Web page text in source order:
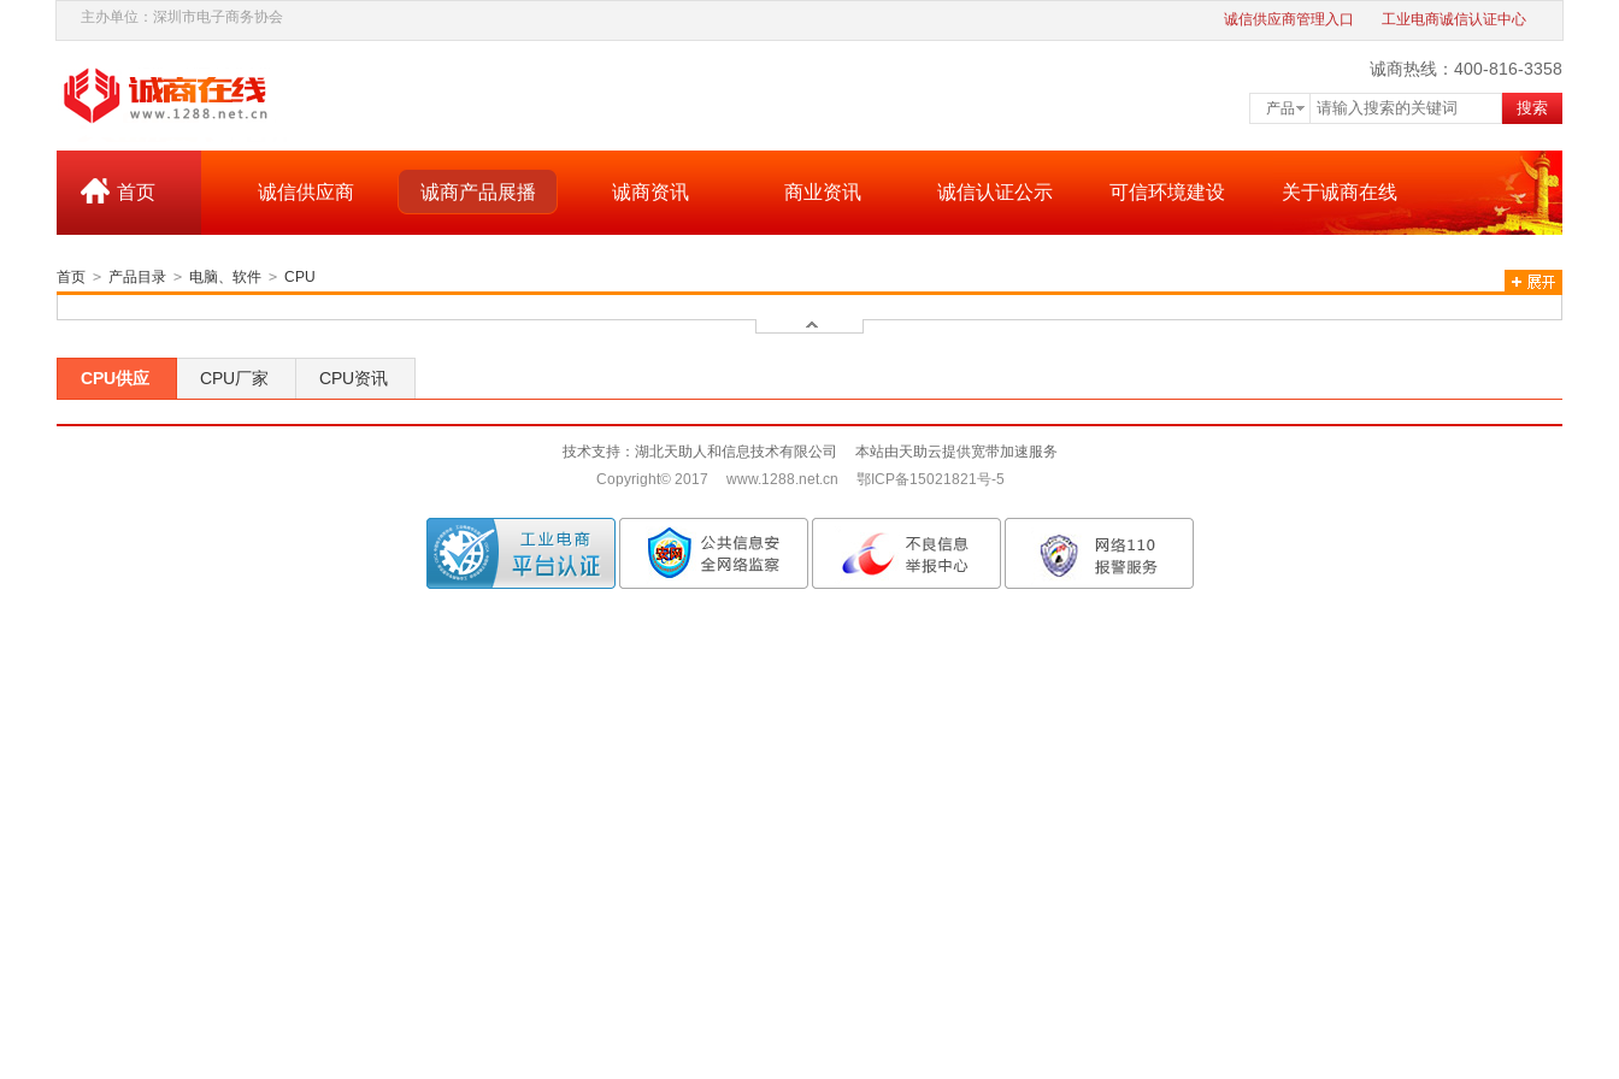
主办单位：深圳市电子商务协会 诚信供应商管理入口 工业电商诚信认证中心
诚商热线：400-816-3358
产品 搜索
首页 诚信供应商 诚商产品展播 诚商资讯 商业资讯 诚信认证公示 可信环境建设 关于诚商在线
首页 > 产品目录 > 电脑、软件 > CPU
CPU供应 CPU厂家 CPU资讯
技术支持：湖北天助人和信息技术有限公司 本站由天助云提供宽带加速服务
Copyright© 2017 www.1288.net.cn 鄂ICP备15021821号-5